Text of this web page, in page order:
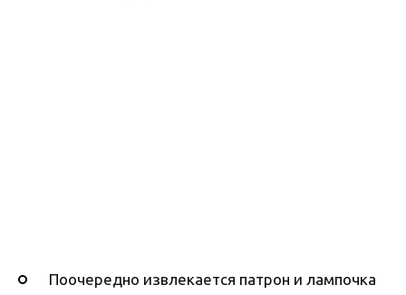
Поочередно извлекается патрон и лампочка